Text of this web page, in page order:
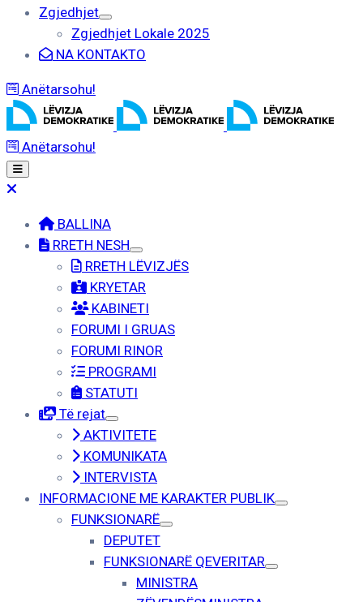
Zgjedhjet
Zgjedhjet Lokale 2025
NA KONTAKTO
Anëtarsohu!
Anëtarsohu!
BALLINA
RRETH NESH
RRETH LËVIZJËS
KRYETAR
KABINETI
FORUMI I GRUAS
FORUMI RINOR
PROGRAMI
STATUTI
Të rejat
AKTIVITETE
KOMUNIKATA
INTERVISTA
INFORMACIONE ME KARAKTER PUBLIK
FUNKSIONARË
DEPUTET
FUNKSIONARË QEVERITAR
MINISTRA